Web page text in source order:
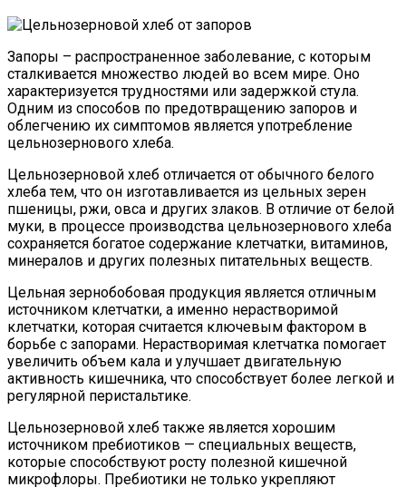
Запоры – распространенное заболевание, с которым
сталкивается множество людей во всем мире. Оно
характеризуется трудностями или задержкой стула.
Одним из способов по предотвращению запоров и
облегчению их симптомов является употребление
цельнозернового хлеба.
Цельнозерновой хлеб отличается от обычного белого
хлеба тем, что он изготавливается из цельных зерен
пшеницы, ржи, овса и других злаков. В отличие от белой
муки, в процессе производства цельнозернового хлеба
сохраняется богатое содержание клетчатки, витаминов,
минералов и других полезных питательных веществ.
Цельная зернобобовая продукция является отличным
источником клетчатки, а именно нерастворимой
клетчатки, которая считается ключевым фактором в
борьбе с запорами. Нерастворимая клетчатка помогает
увеличить объем кала и улучшает двигательную
активность кишечника, что способствует более легкой и
регулярной перистальтике.
Цельнозерновой хлеб также является хорошим
источником пребиотиков — специальных веществ,
которые способствуют росту полезной кишечной
микрофлоры. Пребиотики не только укрепляют